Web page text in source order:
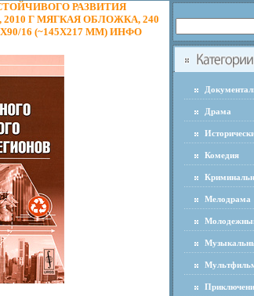
РАЗВИТИЯ
Г МЯГКАЯ ОБЛОЖКА, 240
16 (~145Х217 ММ) ИНФО
Драма
Комедия
Мелодрама